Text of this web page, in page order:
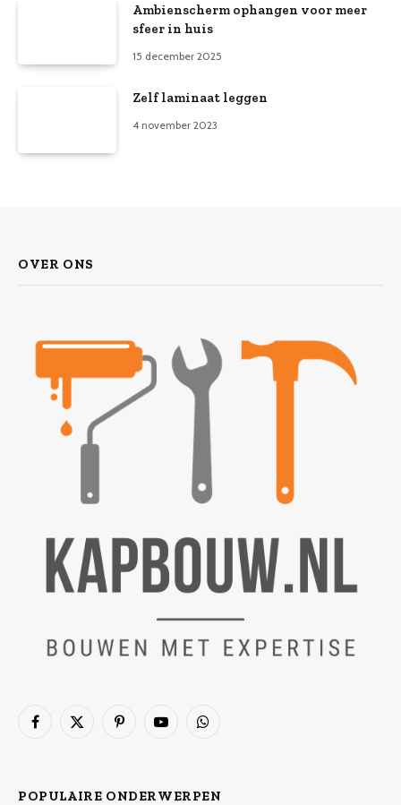
Ambienscherm ophangen voor meer
sfeer in huis
15 december 2025
Zelf laminaat leggen
4 november 2023
OVER ONS
Facebook
X
PinterestYouTubeWhatsApp
POPULAIRE ONDERWERPEN